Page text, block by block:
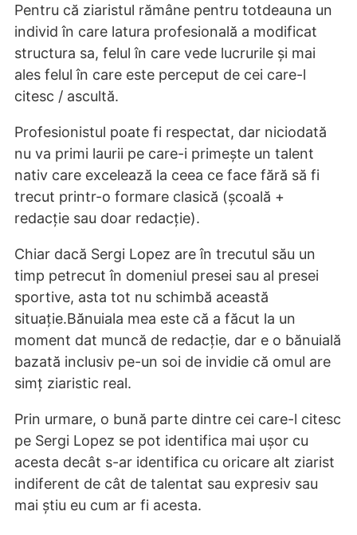
Pentru că ziaristul rămâne pentru totdeauna un
individ în care latura profesională a modificat
structura sa, felul în care vede lucrurile și mai
ales felul în care este perceput de cei care-l
citesc / ascultă.
Profesionistul poate fi respectat, dar niciodată
nu va primi laurii pe care-i primește un talent
nativ care excelează la ceea ce face fără să fi
trecut printr-o formare clasică (școală +
redacție sau doar redacție).
Chiar dacă Sergi Lopez are în trecutul său un
timp petrecut în domeniul presei sau al presei
sportive, asta tot nu schimbă această
situație.Bănuiala mea este că a făcut la un
moment dat muncă de redacție, dar e o bănuială
bazată inclusiv pe-un soi de invidie că omul are
simț ziaristic real.
Prin urmare, o bună parte dintre cei care-l citesc
pe Sergi Lopez se pot identifica mai ușor cu
acesta decât s-ar identifica cu oricare alt ziarist
indiferent de cât de talentat sau expresiv sau
mai știu eu cum ar fi acesta.